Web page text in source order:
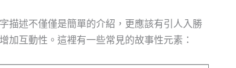
描述不僅僅是簡單的介紹，更應該有引人入勝
加互動性。這裡有一些常見的故事性元素：